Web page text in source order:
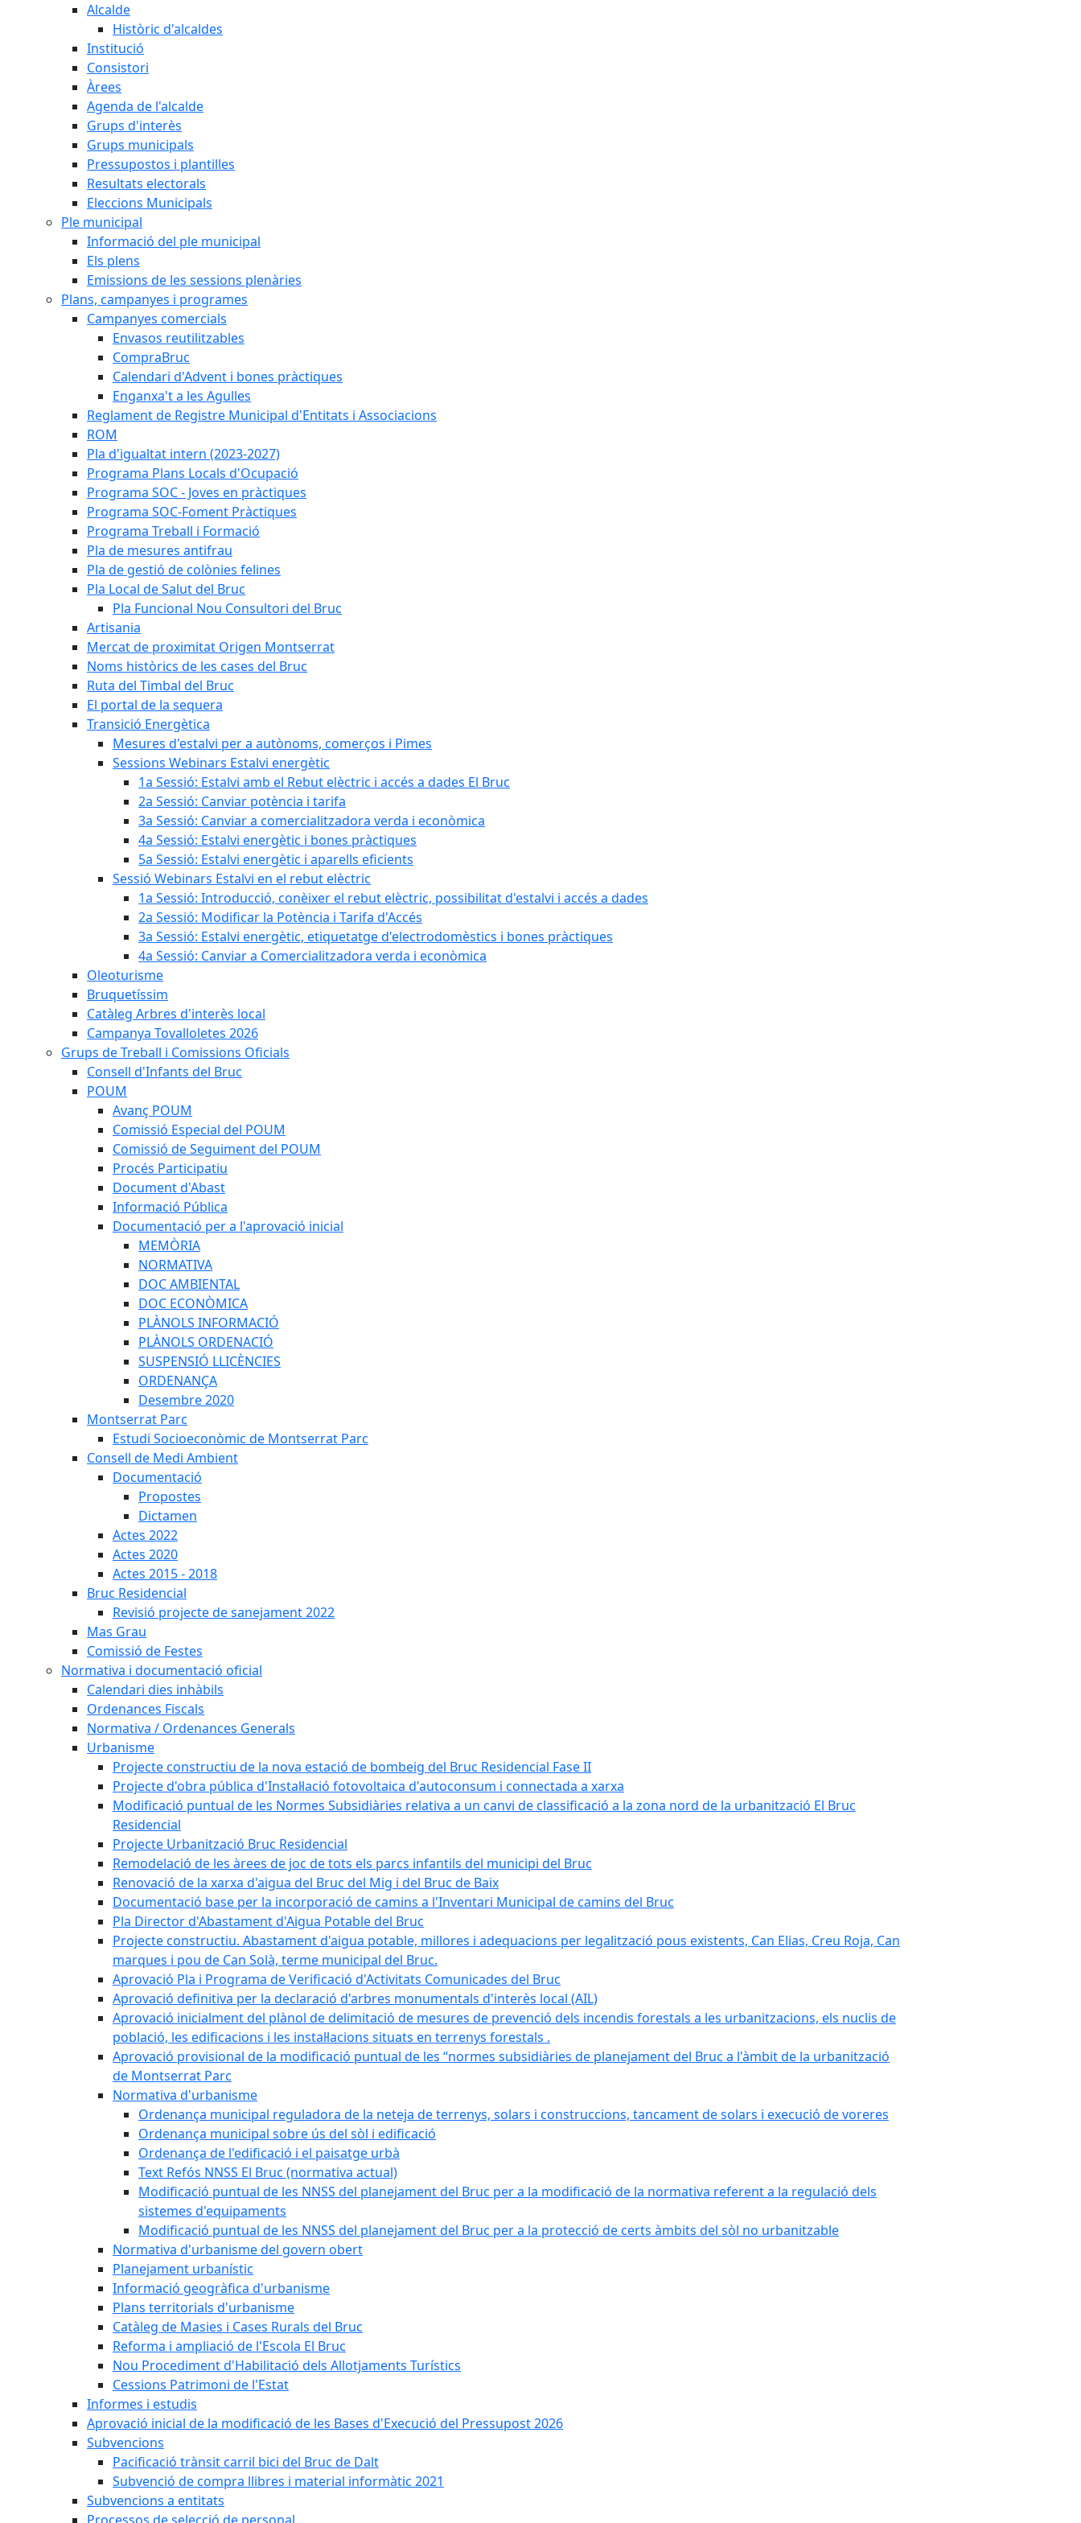
Alcalde
Històric d'alcaldes
Institució
Consistori
Àrees
Agenda de l'alcalde
Grups d'interès
Grups municipals
Pressupostos i plantilles
Resultats electorals
Eleccions Municipals
Ple municipal
Informació del ple municipal
Els plens
Emissions de les sessions plenàries
Plans, campanyes i programes
Campanyes comercials
Envasos reutilitzables
CompraBruc
Calendari d'Advent i bones pràctiques
Enganxa't a les Agulles
Reglament de Registre Municipal d'Entitats i Associacions
ROM
Pla d'igualtat intern (2023-2027)
Programa Plans Locals d'Ocupació
Programa SOC - Joves en pràctiques
Programa SOC-Foment Pràctiques
Programa Treball i Formació
Pla de mesures antifrau
Pla de gestió de colònies felines
Pla Local de Salut del Bruc
Pla Funcional Nou Consultori del Bruc
Artisania
Mercat de proximitat Origen Montserrat
Noms històrics de les cases del Bruc
Ruta del Timbal del Bruc
El portal de la sequera
Transició Energètica
Mesures d'estalvi per a autònoms, comerços i Pimes
Sessions Webinars Estalvi energètic
1a Sessió: Estalvi amb el Rebut elèctric i accés a dades El Bruc
2a Sessió: Canviar potència i tarifa
3a Sessió: Canviar a comercialitzadora verda i econòmica
4a Sessió: Estalvi energètic i bones pràctiques
5a Sessió: Estalvi energètic i aparells eficients
Sessió Webinars Estalvi en el rebut elèctric
1a Sessió: Introducció, conèixer el rebut elèctric, possibilitat d'estalvi i accés a dades
2a Sessió: Modificar la Potència i Tarifa d'Accés
3a Sessió: Estalvi energètic, etiquetatge d'electrodomèstics i bones pràctiques
4a Sessió: Canviar a Comercialitzadora verda i econòmica
Oleoturisme
Bruquetíssim
Catàleg Arbres d'interès local
Campanya Tovalloletes 2026
Grups de Treball i Comissions Oficials
Consell d'Infants del Bruc
POUM
Avanç POUM
Comissió Especial del POUM
Comissió de Seguiment del POUM
Procés Participatiu
Document d'Abast
Informació Pública
Documentació per a l'aprovació inicial
MEMÒRIA
NORMATIVA
DOC AMBIENTAL
DOC ECONÒMICA
PLÀNOLS INFORMACIÓ
PLÀNOLS ORDENACIÓ
SUSPENSIÓ LLICÈNCIES
ORDENANÇA
Desembre 2020
Montserrat Parc
Estudi Socioeconòmic de Montserrat Parc
Consell de Medi Ambient
Documentació
Propostes
Dictamen
Actes 2022
Actes 2020
Actes 2015 - 2018
Bruc Residencial
Revisió projecte de sanejament 2022
Mas Grau
Comissió de Festes
Normativa i documentació oficial
Calendari dies inhàbils
Ordenances Fiscals
Normativa / Ordenances Generals
Urbanisme
Projecte constructiu de la nova estació de bombeig del Bruc Residencial Fase II
Projecte d'obra pública d'Instal·lació fotovoltaica d'autoconsum i connectada a xarxa
Modificació puntual de les Normes Subsidiàries relativa a un canvi de classificació a la zona nord de la urbanització El Bruc
Residencial
Projecte Urbanització Bruc Residencial
Remodelació de les àrees de joc de tots els parcs infantils del municipi del Bruc
Renovació de la xarxa d'aigua del Bruc del Mig i del Bruc de Baix
Documentació base per la incorporació de camins a l'Inventari Municipal de camins del Bruc
Pla Director d'Abastament d'Aigua Potable del Bruc
Projecte constructiu. Abastament d'aigua potable, millores i adequacions per legalització pous existents, Can Elias, Creu Roja, Can
marques i pou de Can Solà, terme municipal del Bruc.
Aprovació Pla i Programa de Verificació d'Activitats Comunicades del Bruc
Aprovació definitiva per la declaració d'arbres monumentals d'interès local (AIL)
Aprovació inicialment del plànol de delimitació de mesures de prevenció dels incendis forestals a les urbanitzacions, els nuclis de
població, les edificacions i les instal·lacions situats en terrenys forestals .
Aprovació provisional de la modificació puntual de les “normes subsidiàries de planejament del Bruc a l'àmbit de la urbanització
de Montserrat Parc
Normativa d'urbanisme
Ordenança municipal reguladora de la neteja de terrenys, solars i construccions, tancament de solars i execució de voreres
Ordenança municipal sobre ús del sòl i edificació
Ordenança de l'edificació i el paisatge urbà
Text Refós NNSS El Bruc (normativa actual)
Modificació puntual de les NNSS del planejament del Bruc per a la modificació de la normativa referent a la regulació dels
sistemes d'equipaments
Modificació puntual de les NNSS del planejament del Bruc per a la protecció de certs àmbits del sòl no urbanitzable
Normativa d'urbanisme del govern obert
Planejament urbanístic
Informació geogràfica d'urbanisme
Plans territorials d'urbanisme
Catàleg de Masies i Cases Rurals del Bruc
Reforma i ampliació de l'Escola El Bruc
Nou Procediment d'Habilitació dels Allotjaments Turístics
Cessions Patrimoni de l'Estat
Informes i estudis
Aprovació inicial de la modificació de les Bases d'Execució del Pressupost 2026
Subvencions
Pacificació trànsit carril bici del Bruc de Dalt
Subvenció de compra llibres i material informàtic 2021
Subvencions a entitats